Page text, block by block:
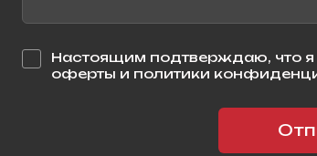
Настоящим подтверждаю, что я
оферты и политики